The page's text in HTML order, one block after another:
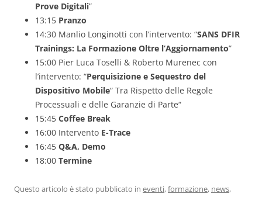
Prove Digitali”
13:15 Pranzo
14:30 Manlio Longinotti con l’intervento: “SANS DFIR
Trainings: La Formazione Oltre l’Aggiornamento”
15:00 Pier Luca Toselli & Roberto Murenec con
l’intervento: “Perquisizione e Sequestro del
Dispositivo Mobile“ Tra Rispetto delle Regole
Processuali e delle Garanzie di Parte“
15:45 Coffee Break
16:00 Intervento E-Trace
16:45 Q&A, Demo
18:00 Termine
Questo articolo è stato pubblicato in eventi,formazione, news,